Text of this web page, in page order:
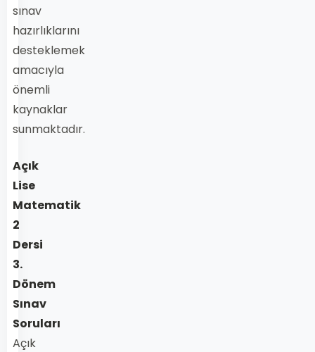
sınav
hazırlıklarını
desteklemek
amacıyla
önemli
kaynaklar
sunmaktadır.
Açık
Lise
Matematik
2
Dersi
3.
Dönem
Sınav
Soruları
Açık